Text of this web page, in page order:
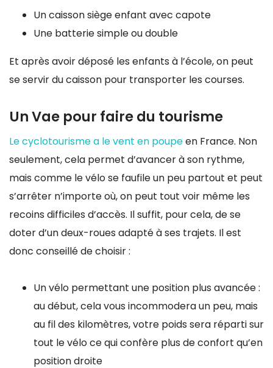
Un caisson siège enfant avec capote
Une batterie simple ou double
Et après avoir déposé les enfants à l’école, on peut
se servir du caisson pour transporter les courses.
Un Vae pour faire du tourisme
Le cyclotourisme a le vent en poupeen France. Non
seulement, cela permet d’avancer à son rythme,
mais comme le vélo se faufile un peu partout et peut
s’arrêter n’importe où, on peut tout voir même les
recoins difficiles d’accès. Il suffit, pour cela, de se
doter d’un deux-roues adapté à ses trajets. Il est
donc conseillé de choisir :
Un vélo permettant une position plus avancée :
au début, cela vous incommodera un peu, mais
au fil des kilomètres, votre poids sera réparti sur
tout le vélo ce qui confère plus de confort qu’en
position droite